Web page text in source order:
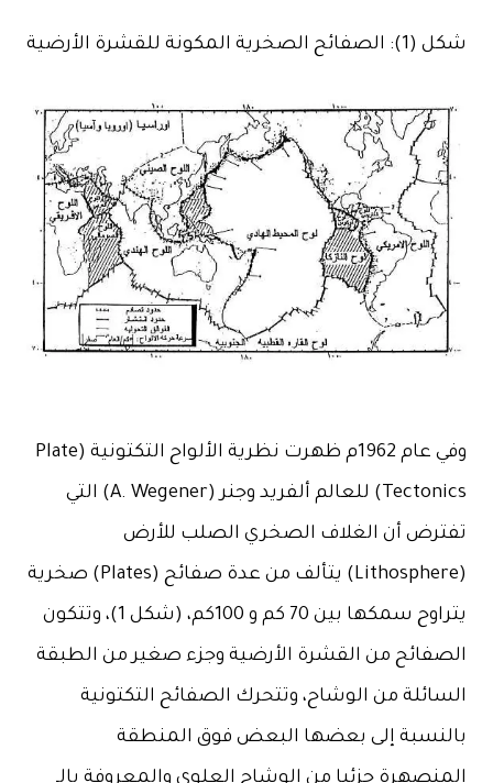
شكل (1): الصفائح الصخرية المكونة للقشرة الأرضية
وفي عام 1962م ظهرت نظرية الألواح التكتونية (Plate
Tectonics) للعالم ألفريد وجنر (A. Wegener) التي
تفترض أن الغلاف الصخري الصلب للأرض
(Lithosphere) يتألف من عدة صفائح (Plates) صخرية
يتراوح سمكها بين 70 كم و 100كم، (شكل 1)، وتتكون
الصفائح من القشرة الأرضية وجزء صغير من الطبقة
السائلة من الوشاح، وتتحرك الصفائح التكتونية
بالنسبة إلى بعضها البعض فوق المنطقة